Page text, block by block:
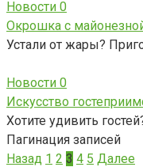
Новости 0
Окрошка с
Устали от жары?
Новости 0
Искусство
Хотите удивить
Пагинация записей
Назад 1 2 3 4 5 Далее